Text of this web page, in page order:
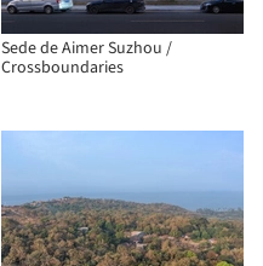
Sede de Aimer Suzhou /
Crossboundaries